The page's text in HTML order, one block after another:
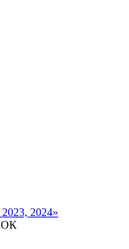
2024»